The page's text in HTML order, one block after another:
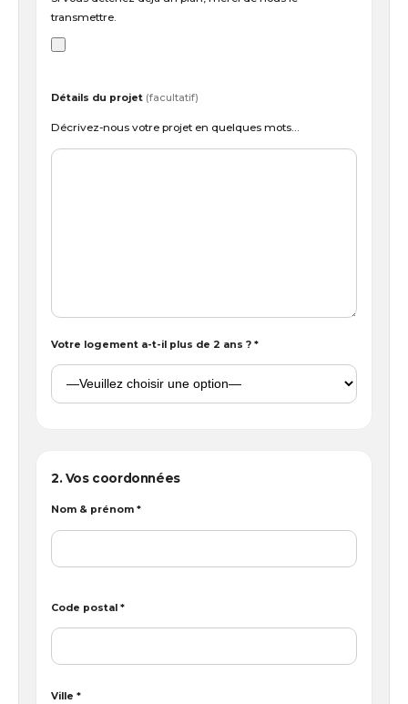
transmettre.
Détails du projet (facultatif)
Décrivez-nous votre projet en quelques mots…
Votre logement a-t-il plus de 2 ans ? *
2. Vos coordonnées
Nom & prénom *
Code postal *
Ville *